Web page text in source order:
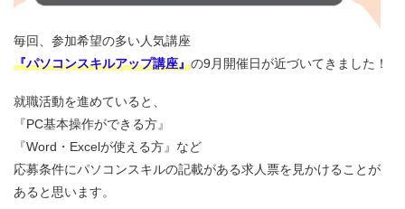
毎回、参加希望の多い人気講座
『パソコンスキルアップ講座』の9月開催日が近づいてきました！
就職活動を進めていると、
『PC基本操作ができる方』
『Word・Excelが使える方』など
応募条件にパソコンスキルの記載がある求人票を見かけることが
あると思います。